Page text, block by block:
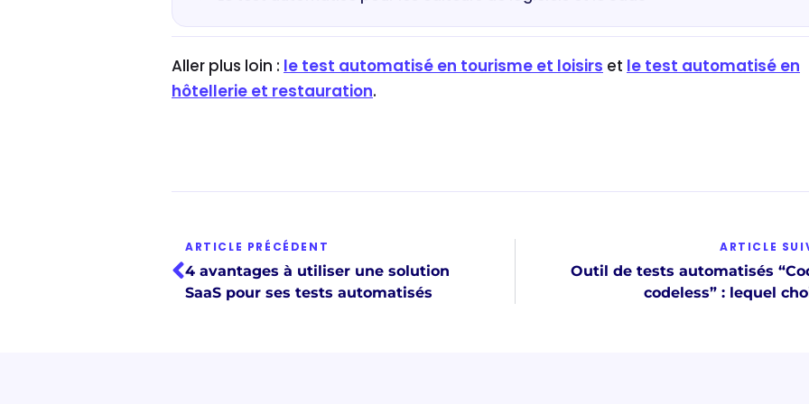
Aller plus loin : le test automatisé en tourisme et loisirs et le test automatisé en
hôtellerie et restauration.
ARTICLE PRÉCÉDENT
4 avantages à utiliser une solution
SaaS pour ses tests automatisés
ARTICLE
Outil de tests automatisés
codeless” : lequel